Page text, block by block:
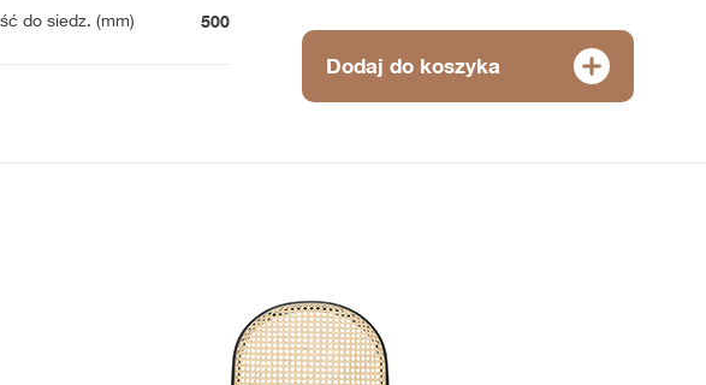
do siedz. (mm) 500
Dodaj do koszyka